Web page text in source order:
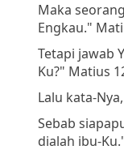
Maka
Engkau."
Tetapi jawab
Ku?" Matius
Lalu kata-
Sebab
dialah ibu-